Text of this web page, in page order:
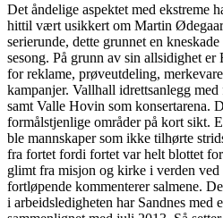
Det åndelige aspektet med ekstreme
hittil vært usikkert om Martin
serierunde, dette grunnet en
sesong. På grunn av sin allsidighet
for reklame, prøveutdeling,
kampanjer. Vallhall idrettsanlegg
samt Valle Hovin som konsertarena.
formålstjenlige områder på kort sikt.
ble mannskaper som ikke tilhørte
fra fortet fordi fortet var helt blottet
glimt fra misjon og kirke i verden
fortløpende kommenterer salmene.
i arbeidsledigheten har Sandnes med